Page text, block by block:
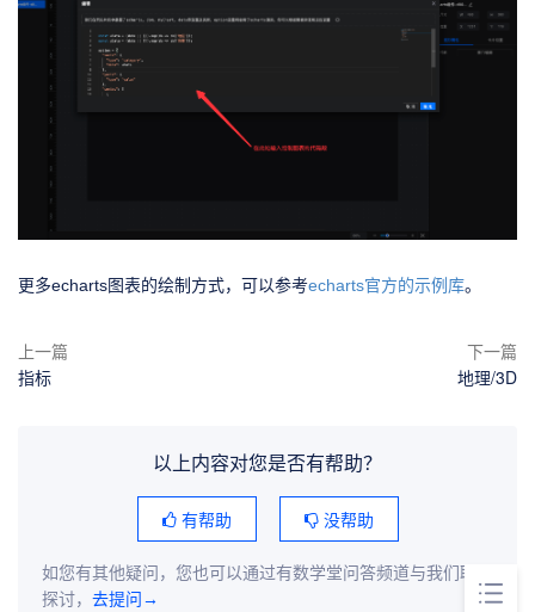
更多echarts图表的绘制方式，可以参考echarts官方的示例库。
上一篇
指标
下一篇
地理/3D
以上内容对您是否有帮助？
有帮助 没帮助
如您有其他疑问，您也可以通过有数学堂问答频道与我们联系
探讨， 去提问→